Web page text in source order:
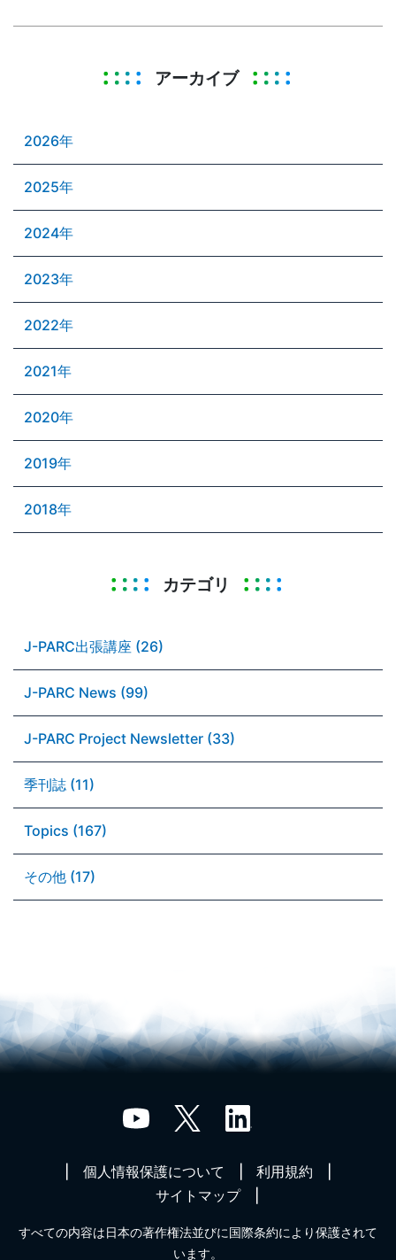
アーカイブ
2026年
2025年
2024年
2023年
2022年
2021年
2020年
2019年
2018年
カテゴリ
J-PARC出張講座 (26)
J-PARC News (99)
J-PARC Project Newsletter (33)
季刊誌 (11)
Topics (167)
その他 (17)
個人情報保護について
利用規約
サイトマップ
すべての内容は日本の著作権法並びに国際条約により保護されて
います。